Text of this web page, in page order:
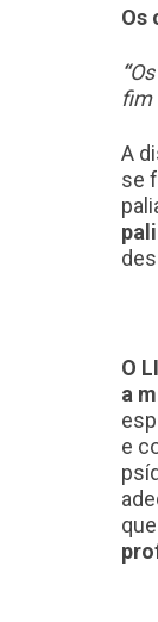
Os
“
fim
A
se
O
a
e
que